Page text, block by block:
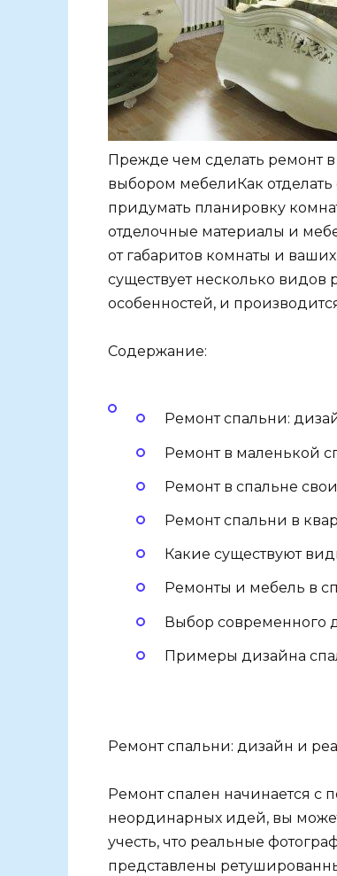
Прежде чем сделать ремонт
выбором мебелиКак
придумать планировку
отделочные материалы и
от габаритов комнаты и
существует несколько
особенностей, и
Содержание:
Ремонт спальни:
Ремонт в маленькой
Ремонт в спальне
Ремонт спальни в
Какие существуют
Ремонты и мебель в
Выбор современного
Примеры дизайна
Ремонт спальни: дизайн и
Ремонт спален начинается с
неординарных идей, вы
учесть, что реальные
представлены